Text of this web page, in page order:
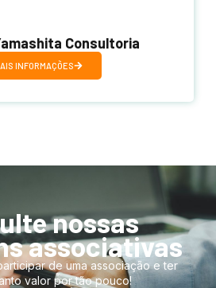
Consultoria
INFORMAÇÕES
nossas
associativas
de uma associação e ter
valor por tão pouco!